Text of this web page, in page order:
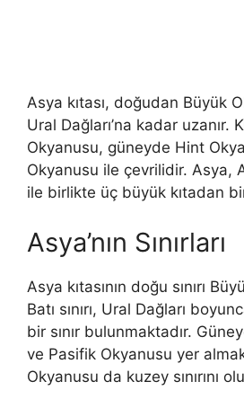
Asya kıtası, doğudan Büyük
Ural Dağları’na kadar uzanır.
Okyanusu, güneyde Hint
Okyanusu ile çevrilidir. Asya,
ile birlikte üç büyük kıtadan
Asya’nın Sınırları
Asya kıtasının doğu sınırı
Batı sınırı, Ural Dağları
bir sınır bulunmaktadır.
ve Pasifik Okyanusu yer
Okyanusu da kuzey sınırını